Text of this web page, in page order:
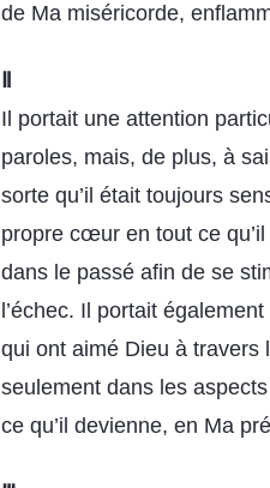
de Ma miséricorde,
Il portait une attention
paroles, mais, de plus, à
sorte qu’il était toujours
propre cœur en tout ce
dans le passé afin de se
l’échec. Il portait
qui ont aimé Dieu à travers
seulement dans les
ce qu’il devienne, en Ma